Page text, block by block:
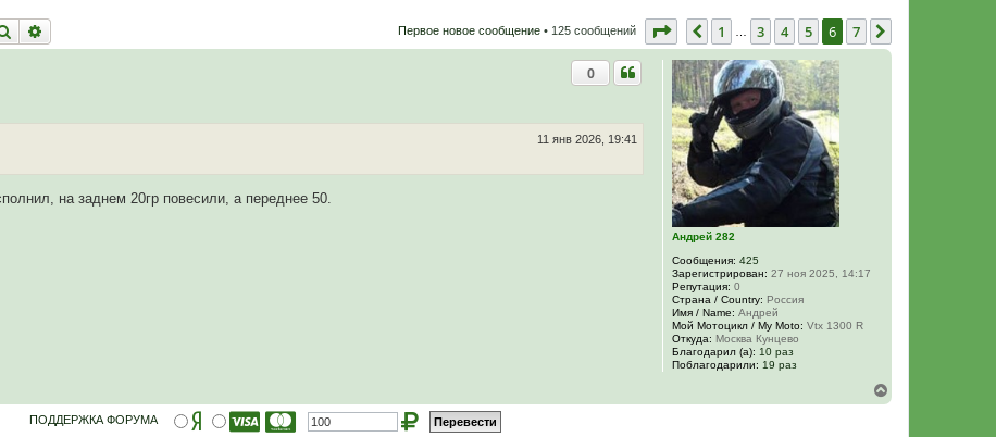
Поиск Первое новое сообщение • 125 сообщений Страница из 7
Пред.
1 3 4 5 6 7
Андрей 282
Сообщения: 425
Зарегистрирован: 27 ноя 2025, 14:17
Репутация: 0
Страна / Country: Россия
Имя / Name: Андрей
Мой Мотоцикл / My Moto: Vtx 1300 R
Откуда: Москва Кунцево
Благодарил (а): 10 раз
Поблагодарили: 19 раз
0
11 янв 2026, 19:41
на заднем 20гр повесили, а переднее 50.
е
ПОДДЕРЖКА ФОРУМА